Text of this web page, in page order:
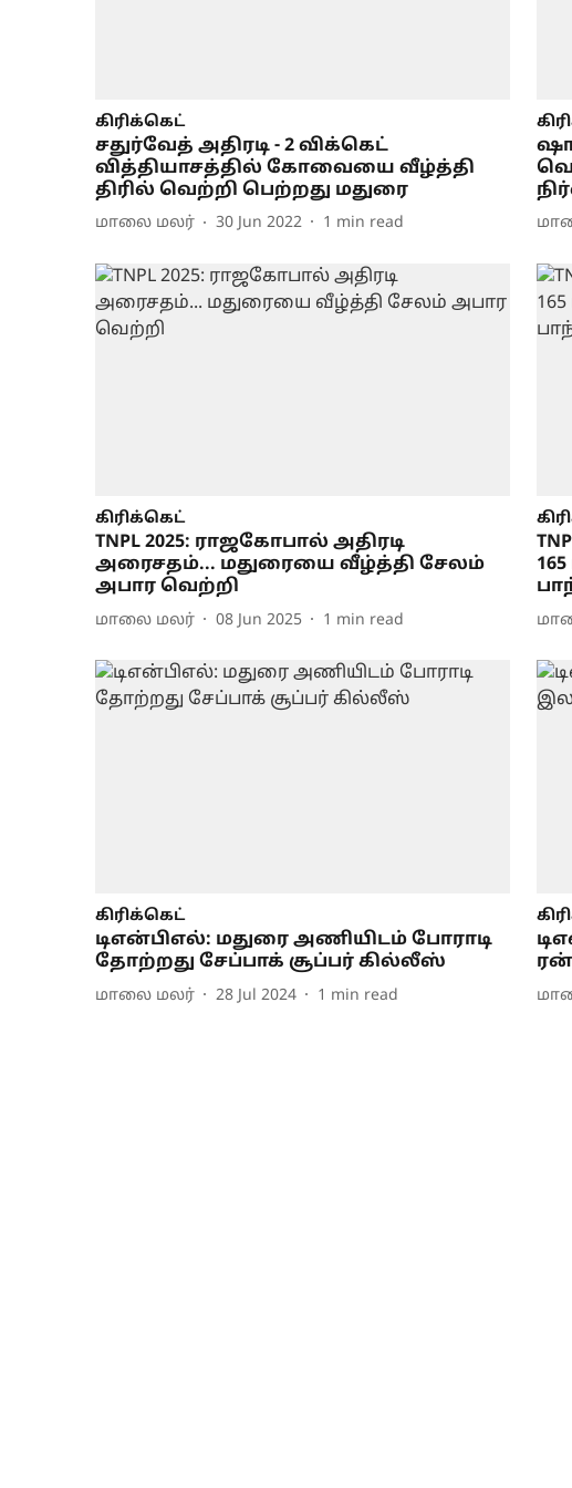
கிரிக்கெட்
சதுர்வேத் அதிரடி - 2 விக்கெட்
வித்தியாசத்தில் கோவையை வீழ்த்தி
திரில் வெற்றி பெற்றது மதுரை
மாலை மலர் 30 Jun 2022 1 min read
கிரிக்கெட்
TNPL 2025: ராஜகோபால் அதிரடி
அரைசதம்... மதுரையை வீழ்த்தி சேலம்
அபார வெற்றி
மாலை மலர் 08 Jun 2025 1 min read
கிரிக்கெட்
டிஎன்பிஎல்: மதுரை அணியிடம் போராடி
தோற்றது சேப்பாக் சூப்பர் கில்லீஸ்
மாலை மலர் 28 Jul 2024 1 min read